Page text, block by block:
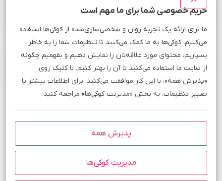
چه سیستم‌عامل‌هایی رو می‌توان روی vps استرالیا نصب کرد؟
برخی از برند هایی که به ما اعتماد کرده‌اند
پاسخگویی سریع، پشتیبانی فنی عالی، کیفیت عالی سرورها،
پهنای باند و آپتایم بالای سرورهای مبین هاست همه از نکات و
شاخص هایی است که دانشگاه یزد به دنبال آنها بوده و توسط
مبین هاست ارائه میشود.
حریم خصوصی شما برای ما مهم است
ما برای ارائه یک تجربه روان و شخصی‌سازی‌شده از کوکی‌ها استفاده
می‌کنیم. کوکی‌ها به ما کمک می‌کنند تا تنظیمات شما را به خاطر
بسپاریم، محتوای مورد علاقه‌تان را نمایش دهیم و بفهمیم چگونه
از سایت ما استفاده می‌کنید تا آن را بهتر کنیم. با کلیک روی
«پذیرش همه»، با این کار موافقت می‌کنید. برای اطلاعات بیشتر یا
تغییر تنظیمات، به بخش «مدیریت کوکی‌ها» مراجعه کنید
پذیرش همه
مدیریت کوکی‌ها